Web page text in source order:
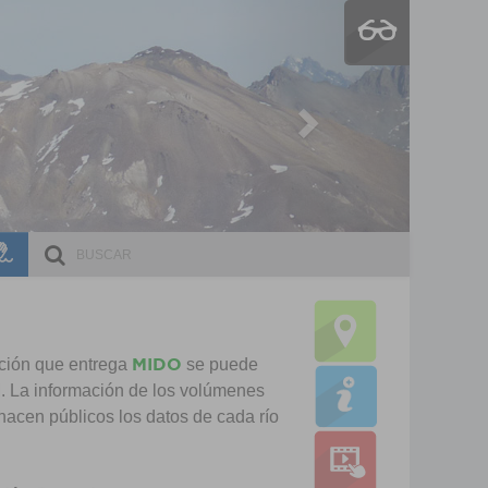
que entrega MIDO se puede
La información de los volúmenes
públicos los datos de cada río